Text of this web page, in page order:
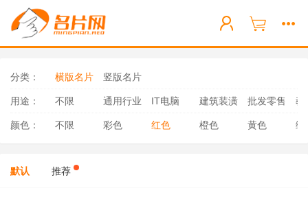
分类： 横版名片 竖版名片
用途： 不限 通用行业 IT电脑 建筑装潢 批发零售 教
颜色： 不限 彩色 红色 橙色 黄色 绿
默认 推荐